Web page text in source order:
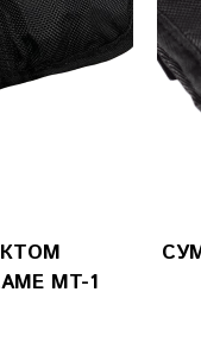
MT-1